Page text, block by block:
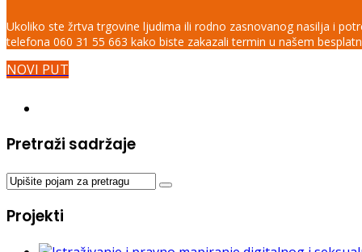
Ukoliko ste žrtva trgovine ljudima ili rodno zasnovanog nasilja i
telefona 060 31 55 663 kako biste zakazali termin u našem
NOVI PUT
Pretraži sadržaje
Projekti